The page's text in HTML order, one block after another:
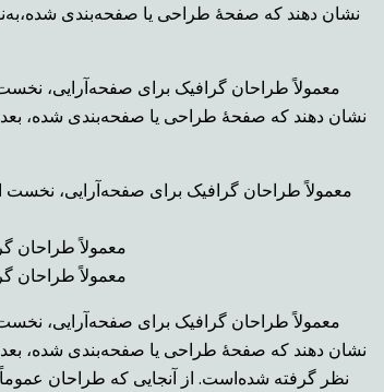
نشان دهند که صفحهٔ طراحی یا صفحه‌بندی
معمولاً طراحان گرافیک برای صفحه‌آرایی،
نشان دهند که صفحهٔ طراحی یا صفحه‌بندی شده، بعد
معمولاً طراحان گرافیک برای صفحه‌آرایی،
معمولاً طراحان
معمولاً طراحان
معمولاً طراحان گرافیک برای صفحه‌آرایی،
نشان دهند که صفحهٔ طراحی یا صفحه‌بندی شده، بعد
نظر گرفته شده‌است. از آنجایی که طراحان عموماً